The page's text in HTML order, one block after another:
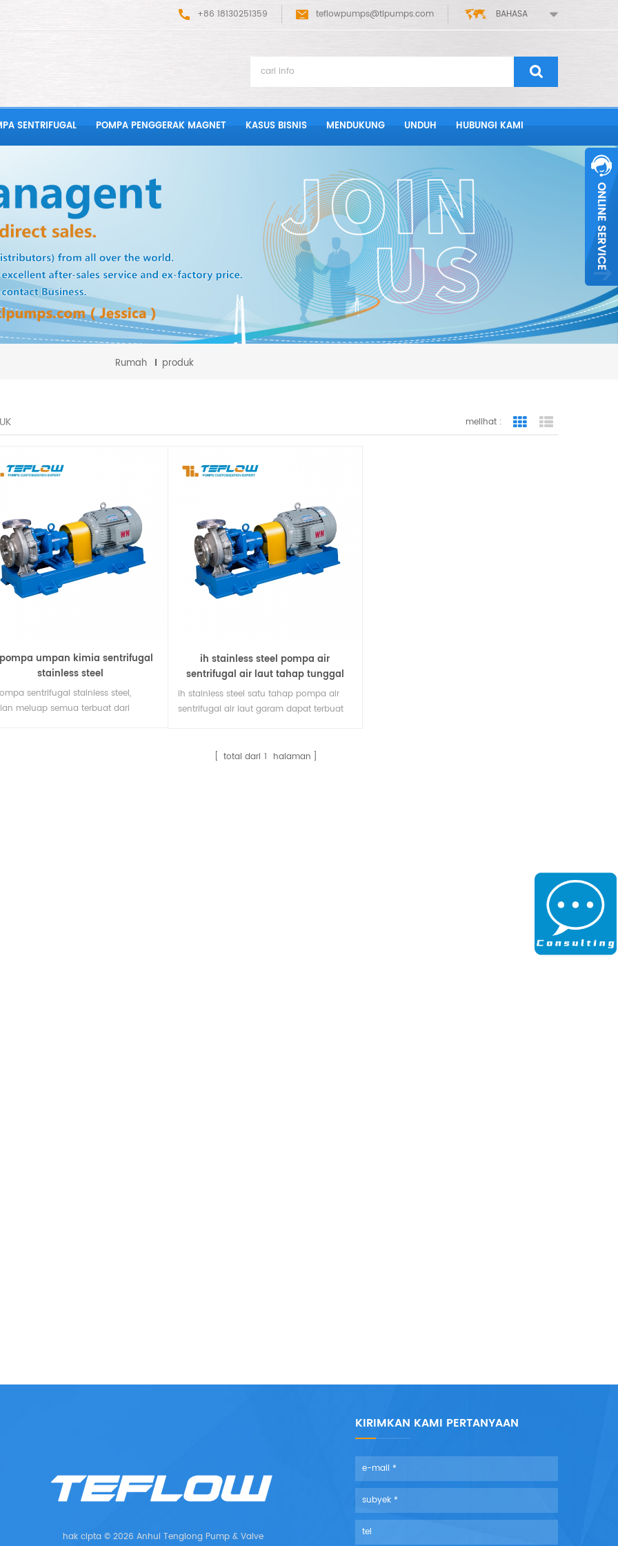
BAHASA
+86 18130251359 teflowpumps@tlpumps.com
SENTRIFUGAL POMPA PENGGERAK MAGNET KASUS BISNIS MENDUKUNG UNDUH HUBUNGI KAMI
Rumah produk
melihat : Grid View
umpan kimia sentrifugal
stainless steel
sentrifugal stainless steel,
meluap semua terbuat dari
ih stainless steel pompa air
sentrifugal air laut tahap tunggal
ih stainless steel satu tahap pompa air
sentrifugal air laut garam dapat terbuat
transfer yang sangat baik dan pompa
total dari 1 halaman
hak cipta © 2026 Anhui Tenglong Pump & Valve
KIRIMKAN KAMI PERTANYAAN